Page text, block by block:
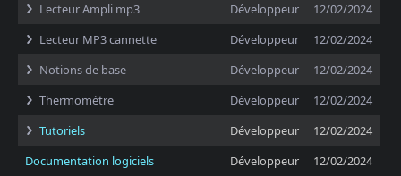
Lecteur Ampli mp3
Développeur
12/02/2024
Lecteur MP3 cannette
Développeur
12/02/2024
Notions de base
Développeur
12/02/2024
Thermomètre
Développeur
12/02/2024
Tutoriels
Développeur
12/02/2024
Documentation logiciels
Développeur
12/02/2024